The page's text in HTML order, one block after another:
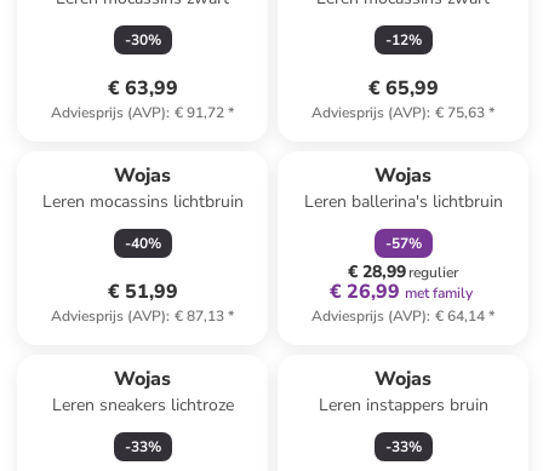
-30%
€ 63,99
Adviesprijs (AVP): € 91,72*
-12%
€ 65,99
Adviesprijs (AVP): € 75,63*
Wojas
Leren mocassins lichtbruin
-40%
€ 51,99
Adviesprijs (AVP): € 87,13*
Wojas
Leren ballerina's lichtbruin
-57%
€ 28,99regulier
€ 26,99 met family
Adviesprijs (AVP): € 64,14*
Wojas
Leren sneakers lichtroze
-33%
Wojas
Leren instappers bruin
-33%